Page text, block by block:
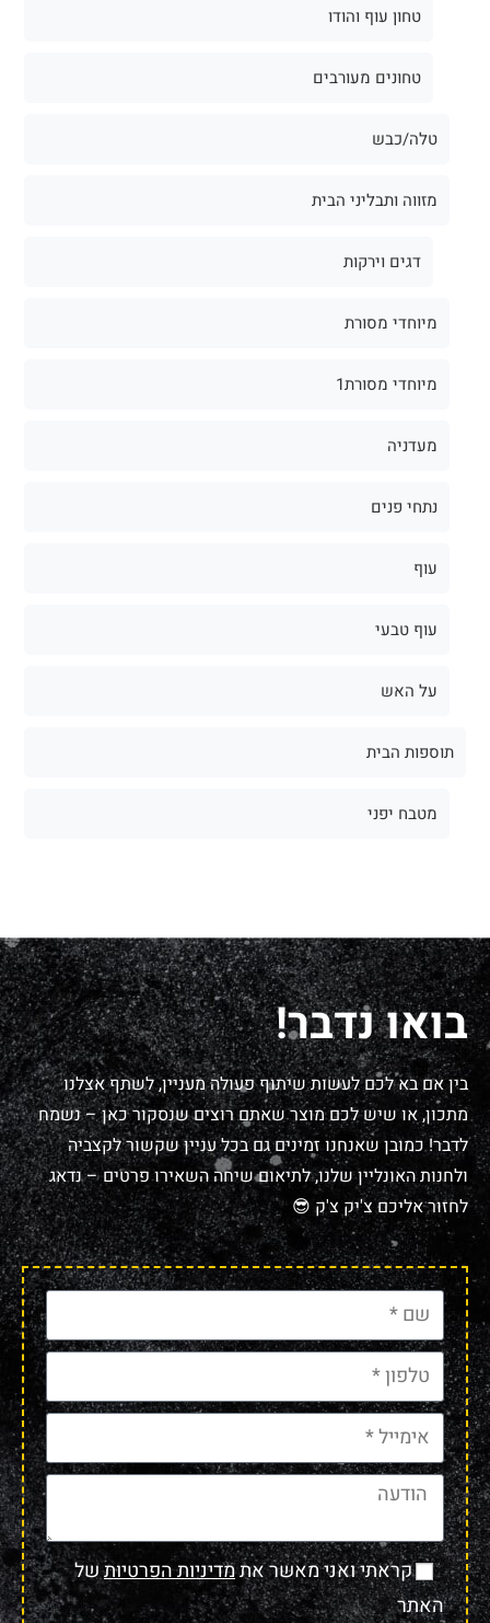
טחון עוף והודו
טחונים מעורבים
טלה/כבש
מזווה ותבליני הבית
דגים וירקות
מיוחדי מסורת
מיוחדי מסורת1
מעדניה
נתחי פנים
עוף
עוף טבעי
על האש
תוספות הבית
מטבח יפני
בואו נדבר!
בין אם בא לכם לעשות שיתוף פעולה מעניין, לשתף אצלנו
מתכון, או שיש לכם מוצר שאתם רוצים שנסקור כאן – נשמח
לדבר! כמובן שאנחנו זמינים גם בכל עניין שקשור לקצביה
ולחנות האונליין שלנו, לתיאום שיחה השאירו פרטים – נדאג
לחזור אליכם צ'יק צ'ק 😎
קראתי ואני מאשר אתמדיניות הפרטיותשל
האתר